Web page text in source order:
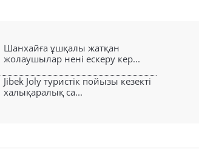
Шанхайға ұшқалы жатқан
жолаушылар нені ескеру кер...
Jibek Joly туристік пойызы кезекті
халықаралық са...